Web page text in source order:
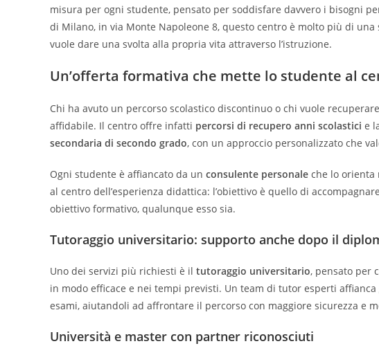
misura per ogni studente, pensato per soddisfare davvero i bisogni
di Milano, in via Monte Napoleone 8, questo centro è molto più di
vuole dare una svolta alla propria vita attraverso l’istruzione.
Un’offerta formativa che mette lo studente al
Chi ha avuto un percorso scolastico discontinuo o chi vuole
affidabile. Il centro offre infatti percorsi di recupero anni scolastici e
secondaria di secondo grado, con un approccio personalizzato che
Ogni studente è affiancato da un consulente personale che lo orienta
al centro dell’esperienza didattica: l’obiettivo è quello di
obiettivo formativo, qualunque esso sia.
Tutoraggio universitario: supporto anche dopo il
Uno dei servizi più richiesti è il tutoraggio universitario, pensato per
in modo efficace e nei tempi previsti. Un team di tutor esperti
esami, aiutandoli ad affrontare il percorso con maggiore sicurezza e
Università e master con partner riconosciuti